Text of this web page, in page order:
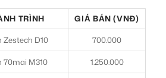
TRÌNH
GIÁ BÁN (VNĐ)
D10
700.000
70mai M310 1.250.000